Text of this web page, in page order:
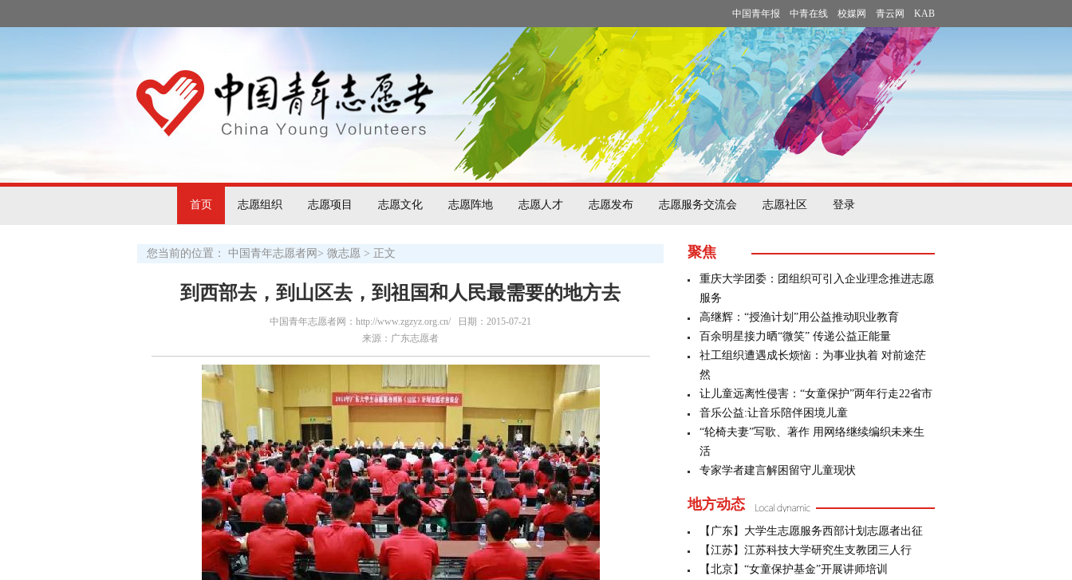
中国青年报 中青在线 校媒网 青云网 KAB
首页 志愿组织 志愿项目 志愿文化 志愿阵地 志愿人才 志愿发布 志愿服务交流会 志愿社区 登录
您当前的位置： 中国青年志愿者网 > 微志愿 > 正文
到西部去，到山区去，到祖国和人民最需要的地方去
中国青年志愿者网：http://www.zgzyz.org.cn/ 日期：2015-07-21
来源：广东志愿者
聚焦
重庆大学团委：团组织可引入企业理念推进志愿
服务
高继辉：“授渔计划”用公益推动职业教育
百余明星接力晒“微笑” 传递公益正能量
社工组织遭遇成长烦恼：为事业执着 对前途茫
然
让儿童远离性侵害：“女童保护”两年行走22省市
音乐公益:让音乐陪伴困境儿童
“轮椅夫妻”写歌、著作 用网络继续编织未来生
活
专家学者建言解困留守儿童现状
地方动态
【广东】大学生志愿服务西部计划志愿者出征
【江苏】江苏科技大学研究生支教团三人行
【北京】“女童保护基金”开展讲师培训